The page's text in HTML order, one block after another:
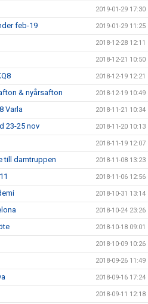
2019-01-29 17:30
feb-19 2019-01-29 11:25
2018-12-28 12:11
2018-12-21 10:50
2018-12-19 12:21
& nyårsafton 2018-12-19 10:49
Varla 2018-11-21 10:34
23-25 nov 2018-11-20 10:13
2018-11-19 12:07
till damtruppen 2018-11-08 13:23
2018-11-06 12:56
2018-10-31 13:14
2018-10-24 23:26
2018-10-18 09:01
2018-10-09 10:26
2018-09-26 11:49
2018-09-16 17:24
2018-09-11 12:18